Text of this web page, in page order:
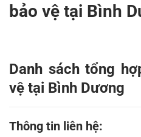
bảo vệ tại Bình
Danh sách tổng
vệ tại Bình Dương
Thông tin liên hệ: